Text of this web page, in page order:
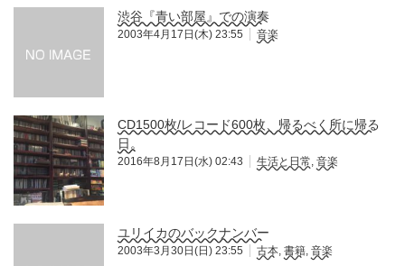
渋谷『青い部屋』での演奏
2003年4月17日(木) 23:55 音楽
CD1500枚/レコード600枚、帰るべく所に帰る
日。
2016年8月17日(水) 02:43 生活と日常, 音楽
ユリイカのバックナンバー
2003年3月30日(日) 23:55 古本, 書籍, 音楽